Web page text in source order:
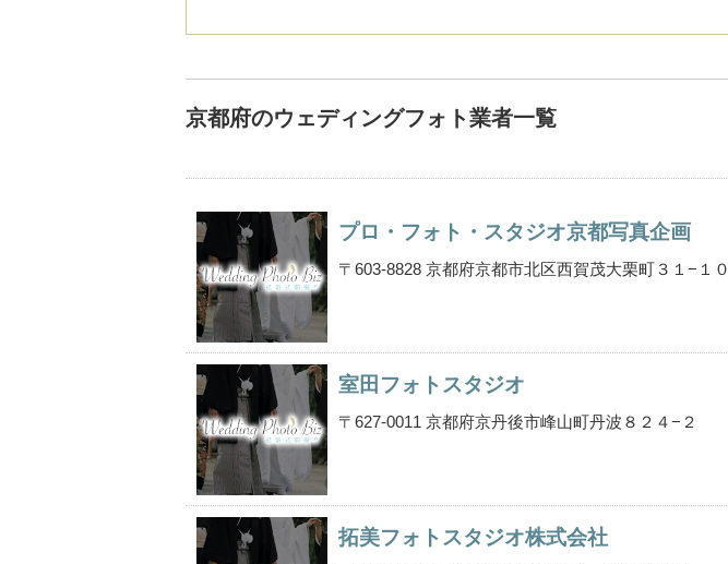
京都府のウェディングフォト業者一覧
プロ・フォト・スタジオ京都写真企画
〒603-8828 京都府京都市北区西賀茂大栗町３１−１０
室田フォトスタジオ
〒627-0011 京都府京丹後市峰山町丹波８２４−２
拓美フォトスタジオ株式会社